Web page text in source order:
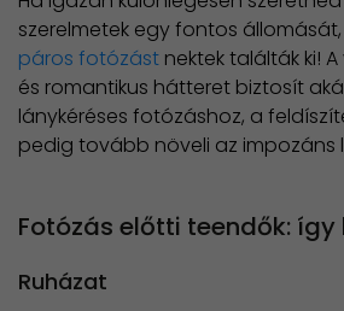
szerelmetek egy fontos
páros fotózást nektek találták ki!
és romantikus hátteret biztosít
lánykéréses fotózáshoz, a
pedig tovább növeli az impozáns
Fotózás előtti teendők: így
Ruházat